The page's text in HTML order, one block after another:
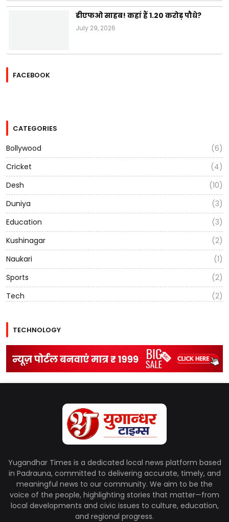
डीएफओ साहब! कहां हैं 1.20 करोड़ पौधे?
July 29, 2026
FACEBOOK
CATEGORIES
Bollywood
(6)
Cricket
(4)
Desh
(10)
Duniya
(3)
Education
(3)
Kushinagar
(2)
Naukari
(1)
Sports
(2)
Tech
(2)
TECHNOLOGY
Yugandhar Times is a dedicated local news platform based
in Padrauna, committed to delivering accurate, timely, and
meaningful news to our community. We aim to be the
voice of the people, highlighting stories that matter—from
local developments and civic issues to culture, education,
and regional progress.